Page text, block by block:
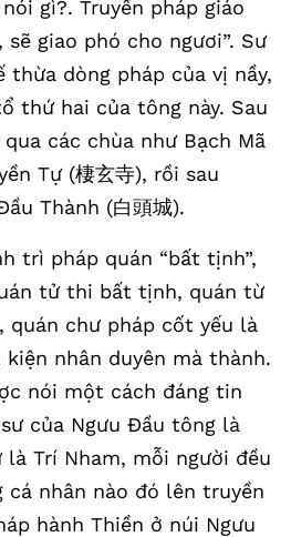
gì?. Truyền pháp giáo
giao phó cho ngươi”. Sư
thừa dòng pháp của vị nầy,
thứ hai của tông này. Sau
các chùa như Bạch Mã
Tự (棲玄寺), rồi sau
Thành (白頭城).
trì pháp quán “bất tịnh”,
tử thi bất tịnh, quán từ
quán chư pháp cốt yếu là
nhân duyên mà thành.
nói một cách đáng tin
của Ngưu Đầu tông là
là Trí Nham, mỗi người đều
nhân nào đó lên truyền
hành Thiền ở núi Ngưu